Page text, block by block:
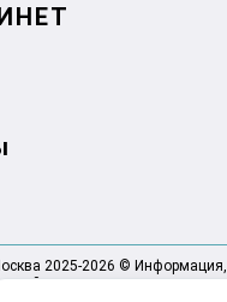
2025-2026 © Информация,
сайте, не являются